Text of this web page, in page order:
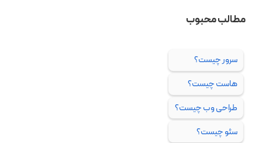
مطالب محبوب
سرور چیست؟
هاست چیست؟
طراحی وب چیست؟
سئو چیست؟